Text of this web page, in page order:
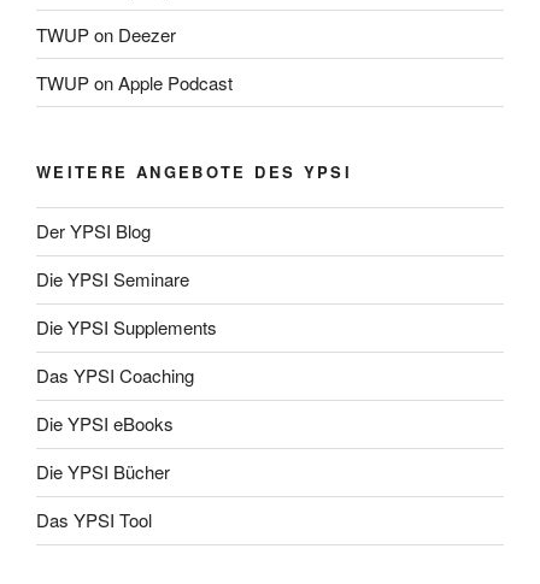
TWUP on Deezer
TWUP on Apple Podcast
WEITERE ANGEBOTE DES YPSI
Der YPSI Blog
Die YPSI Seminare
Die YPSI Supplements
Das YPSI Coaching
Die YPSI eBooks
Die YPSI Bücher
Das YPSI Tool